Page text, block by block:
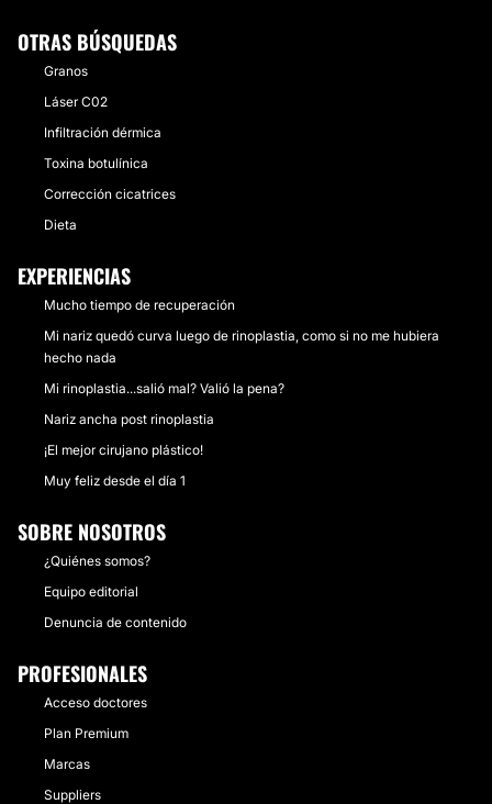
OTRAS BÚSQUEDAS
Granos
Láser C02
Infiltración dérmica
Toxina botulínica
Corrección cicatrices
Dieta
EXPERIENCIAS
Mucho tiempo de recuperación
Mi nariz quedó curva luego de rinoplastia, como si no me hubiera
hecho nada
Mi rinoplastia...salió mal? Valió la pena?
Nariz ancha post rinoplastia
¡El mejor cirujano plástico!
Muy feliz desde el día 1
SOBRE NOSOTROS
¿Quiénes somos?
Equipo editorial
Denuncia de contenido
PROFESIONALES
Acceso doctores
Plan Premium
Marcas
Suppliers